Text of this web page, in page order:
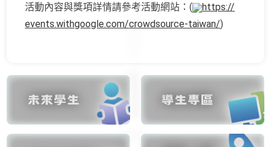
活動內容與獎項詳情請參考活動網站：(
https://
events.withgoogle.com/crowdsource-taiwan/)